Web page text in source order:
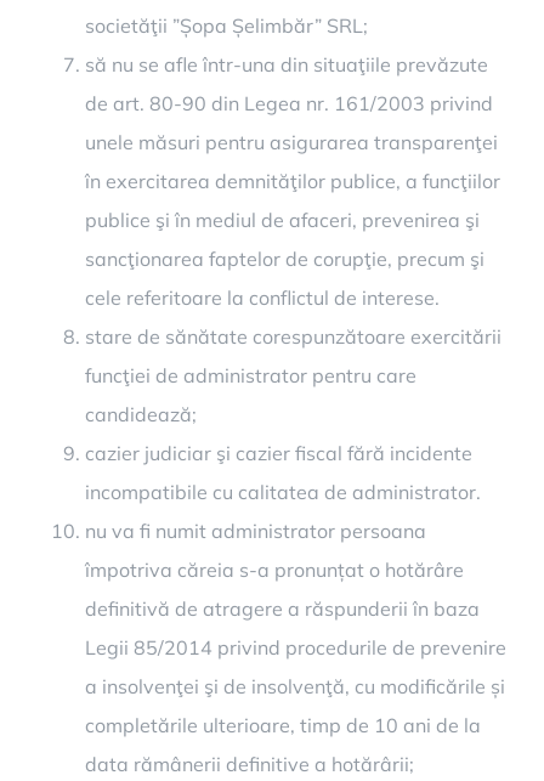
societăţii ”Șopa Șelimbăr” SRL;
să nu se afle într-una din situaţiile prevăzute
de art. 80-90 din Legea nr. 161/2003 privind
unele măsuri pentru asigurarea transparenţei
în exercitarea demnităţilor publice, a funcţiilor
publice şi în mediul de afaceri, prevenirea şi
sancţionarea faptelor de corupţie, precum şi
cele referitoare la conflictul de interese.
stare de sănătate corespunzătoare exercitării
funcţiei de administrator pentru care
candidează;
cazier judiciar şi cazier fiscal fără incidente
incompatibile cu calitatea de administrator.
nu va fi numit administrator persoana
împotriva căreia s-a pronunțat o hotărâre
definitivă de atragere a răspunderii în baza
Legii 85/2014 privind procedurile de prevenire
a insolvenţei şi de insolvenţă, cu modificările și
completările ulterioare, timp de 10 ani de la
data rămânerii definitive a hotărârii;